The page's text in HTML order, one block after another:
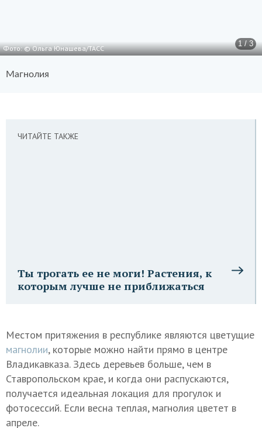
1 / 3
Фото: © Ольга Юнашева/ТАСС
Магнолия
ЧИТАЙТЕ ТАКЖЕ
Ты трогать ее не моги! Растения, к
которым лучше не приближаться
Местом притяжения в республике являются цветущие
магнолии, которые можно найти прямо в центре
Владикавказа. Здесь деревьев больше, чем в
Ставропольском крае, и когда они распускаются,
получается идеальная локация для прогулок и
фотосессий. Если весна теплая, магнолия цветет в
апреле.